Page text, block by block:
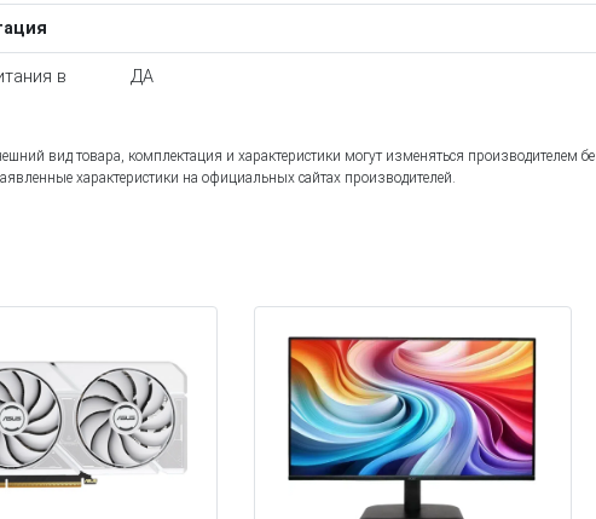
в
ДА
вид товара, комплектация и характеристики могут изменяться производителем
характеристики на официальных сайтах производителей.